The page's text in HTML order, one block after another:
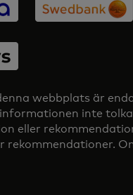
webbplats är
inte
eller
rekommendationer.